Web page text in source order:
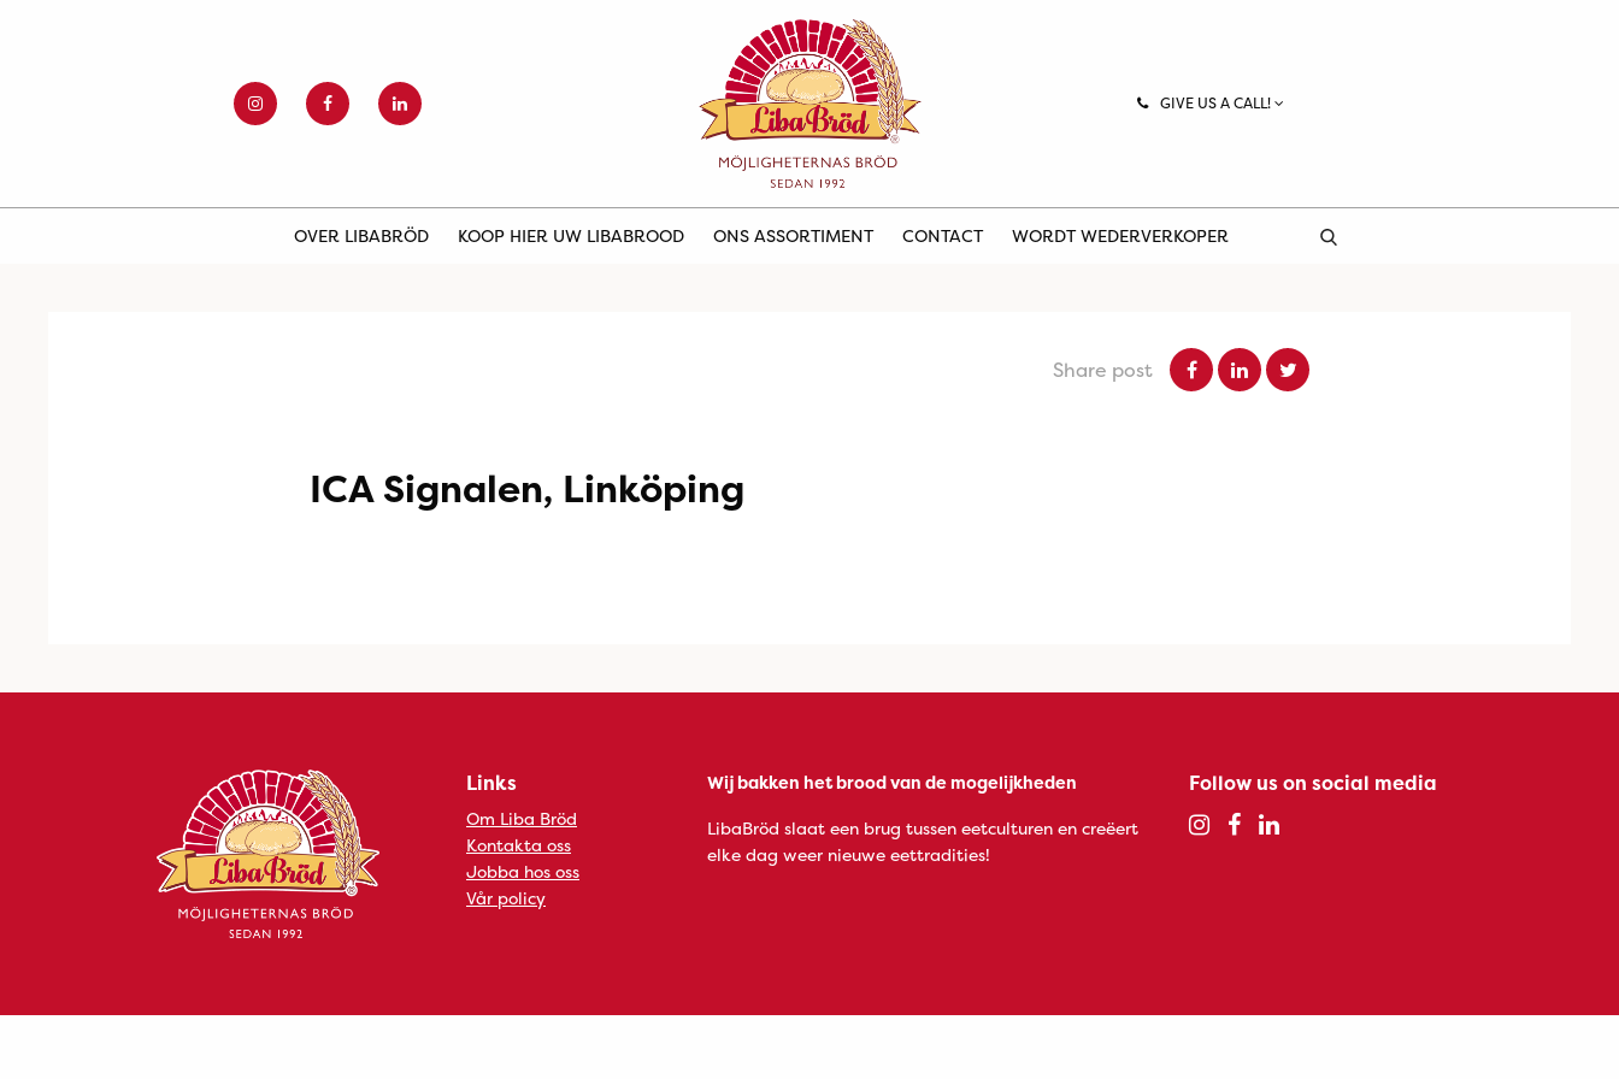
GIVE US A CALL!
OVER LIBABRÖD KOOP HIER UW LIBABROOD ONS ASSORTIMENT CONTACT WORDT WEDERVERKOPER
Share post
ICA Signalen, Linköping
Links
Om Liba Bröd
Kontakta oss
Jobba hos oss
Vår policy
Wij bakken het brood van de mogelijkheden
LibaBröd slaat een brug tussen eetculturen en creëert
elke dag weer nieuwe eettradities!
Follow us on social media